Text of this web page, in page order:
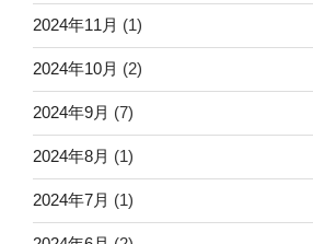
2024年11月 (1)
2024年10月 (2)
2024年9月 (7)
2024年8月 (1)
2024年7月 (1)